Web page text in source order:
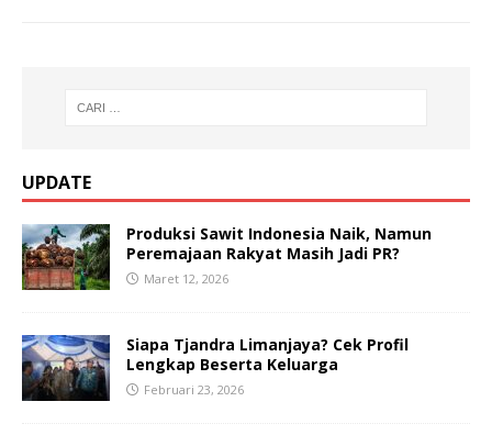
UPDATE
Produksi Sawit Indonesia Naik, Namun
Peremajaan Rakyat Masih Jadi PR?
Maret 12, 2026
Siapa Tjandra Limanjaya? Cek Profil
Lengkap Beserta Keluarga
Februari 23, 2026